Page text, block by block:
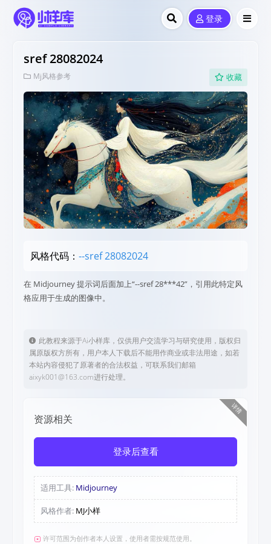
登录
sref 28082024
Mj风格参考 收藏
风格代码：--sref 28082024
在 Midjourney 提示词后面加上“--sref 28***42”，引用此特定风
格应用于生成的图像中。
此教程来源于Ai小样库，仅供用户交流学习与研究使用，版权归
属原版权方所有，用户本人下载后不能用作商业或非法用途，如若
本站内容侵犯了原著者的合法权益，可联系我们邮箱
aixyk001@163.com进行处理。
详情
资源相关
登录后查看
适用工具: Midjourney
风格作者: MJ小样
许可范围为创作者本人设置，使用者需按规范使用。